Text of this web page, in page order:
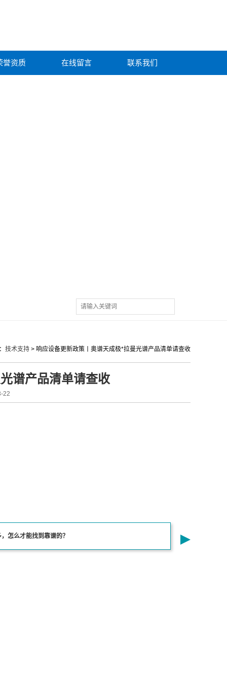
誉资质 在线留言 联系我们
技术支持 > 响应设备更新政策丨奥谱天成极*拉曼光谱产品清单请查收
谱产品清单请查收
22
怎么才能找到靠谱的？